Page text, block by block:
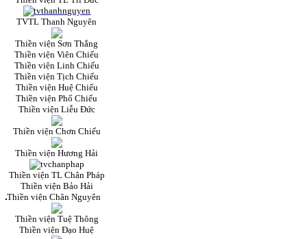
TVTL Thanh Nguyên
Thiền viện Sơn Thắng
Thiền viện Viên Chiếu
Thiền viện Linh Chiếu
Thiền viện Tịch Chiếu
Thiền viện Huệ Chiếu
Thiền viện Phổ Chiếu
Thiền viện Liễu Đức
Thiền viện Chơn Chiếu
Thiền viện Hương Hải
Thiền viện TL Chân Pháp
Thiền viện Bảo Hải
Thiền viện Chân Nguyên
Thiền viện Tuệ Thông
Thiền viện Đạo Huệ